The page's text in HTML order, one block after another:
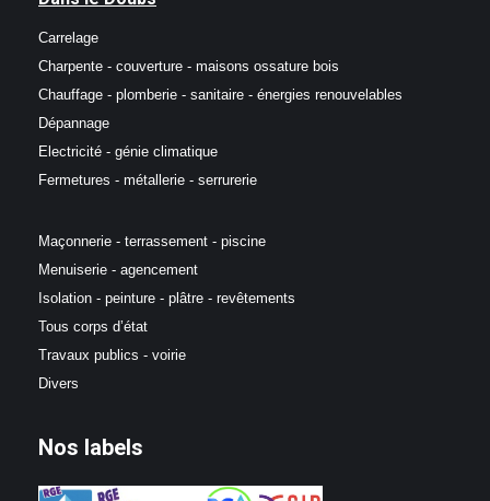
Carrelage
Charpente - couverture - maisons ossature bois
Chauffage - plomberie - sanitaire - énergies renouvelables
Dépannage
Electricité - génie climatique
Fermetures - métallerie - serrurerie
Maçonnerie - terrassement - piscine
Menuiserie - agencement
Isolation - peinture - plâtre - revêtements
Tous corps d’état
Travaux publics - voirie
Divers
Nos labels